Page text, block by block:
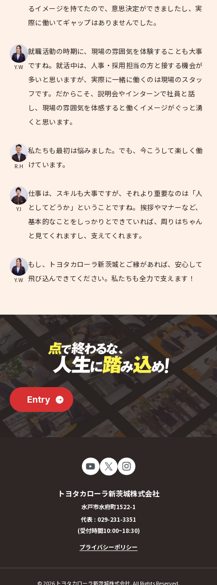
るイメージを持てたので、意思決定ができましたし、実
際に働いてギャップはありませんでした。
Y.W
就職活動の時期に、現場の雰囲気を体験することも大事
ですね。就活中は、人事・採用担当の方と接する機会が
多いと思いますが、実際に一緒に働くのは現場のスタッ
フです。だからこそ、説明会やインターンで社員と話
し、現場の雰囲気を体感すると働くイメージがぐっと湧
くと思います。
R.H
私たちも最初は悩みました。でも、今こうして楽しく働
けています。
Y.I
仕事は、スキルも大事ですが、それより重要なのは「人
としてどうか」ということですね。挨拶やマナーなど、
基本的なことをしっかりとできていれば、周りはちゃん
と見てくれますし、支えてくれます。
Y.W
もし、トヨタカローラ新茨城とご縁があれば、安心して
飛び込んできてください。私たちも全力で支えます！
Entry
トヨタカローラ新茨城株式会社
水戸市水府町1522-1
代表 : 029-231-3351
(受付時間10:00~18:30)
プライバシーポリシー
©2026 トヨタカローラ新茨城株式会社. All Rights Reserved.